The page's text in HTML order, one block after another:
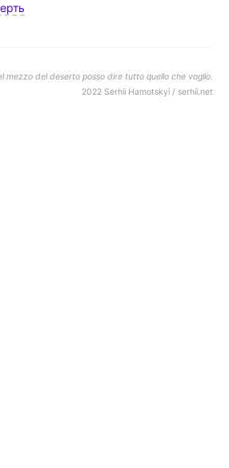
mezzo del deserto posso dire tutto quello che voglio.
2022 Serhii Hamotskyi / serhii.net